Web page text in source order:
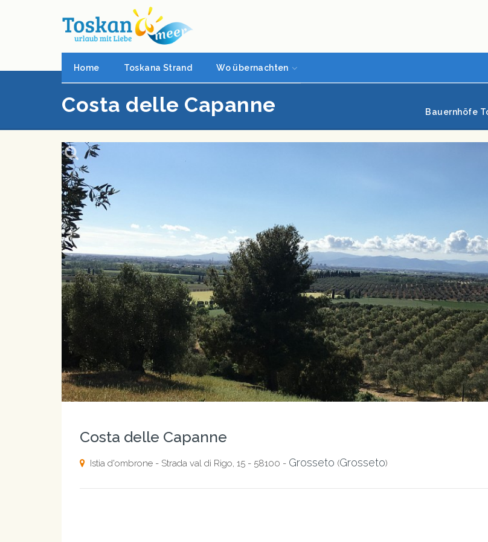
Home Toskana Strand Wo übernachten
Costa delle Capanne Bauernhöfe
Costa delle Capanne
Istia d'ombrone - Strada val di Rigo, 15 - 58100 - Grosseto (Grosseto)